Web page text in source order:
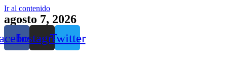
Ir al contenido
agosto 7, 2026
InstagramTwitter